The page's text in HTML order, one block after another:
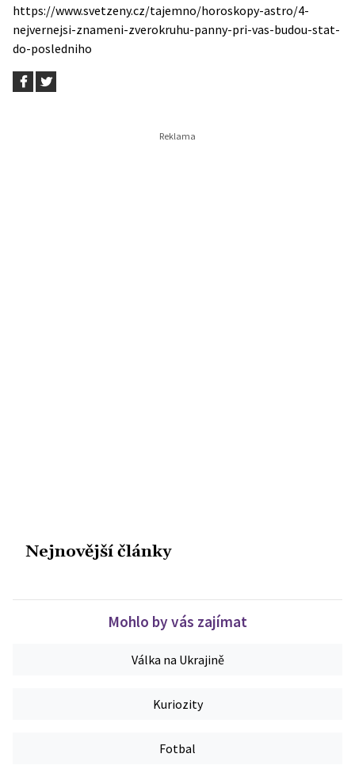
https://www.svetzeny.cz/tajemno/horoskopy-astro/4-
nejvernejsi-znameni-zverokruhu-panny-pri-vas-budou-stat-
do-posledniho
Nejnovější články
Mohlo by vás zajímat
Válka na Ukrajině
Kuriozity
Fotbal